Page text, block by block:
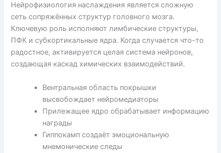
Нейрофизиология наслаждения является сложную
сеть сопряжённых структур головного мозга.
Ключевую роль исполняют лимбические структуры,
ПФК и субкортикальные ядра. Когда случается что-то
радостное, активируется целая система нейронов,
создающая каскад химических взаимодействий.
Вентральная область покрышки
высвобождает нейромедиаторы
Прилежащее ядро обрабатывает информацию
награды
Гиппокамп создаёт эмоциональную
мнемонические следы